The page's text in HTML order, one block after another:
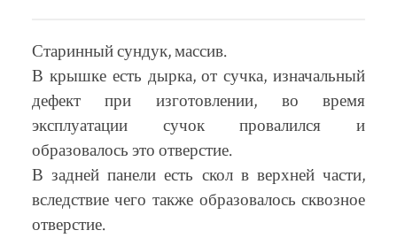
Старинный сундук, массив.
В крышке есть дырка, от сучка, изначальный
дефект при изготовлении, во время
эксплуатации сучок провалился и
образовалось это отверстие.
В задней панели есть скол в верхней части,
вследствие чего также образовалось сквозное
отверстие.